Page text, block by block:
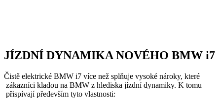
JÍZDNÍ DYNAMIKA NOVÉHO BMW i7
Čistě elektrické BMW i7 více než splňuje vysoké nároky, které
zákazníci kladou na BMW z hlediska jízdní dynamiky. K tomu
přispívají především tyto vlastnosti: